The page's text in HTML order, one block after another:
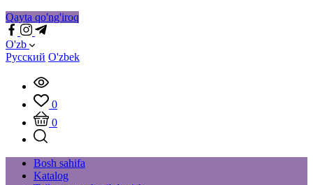
Qayta qo'ng'iroq
O'zb
Русский O'zbek
0
0
Bosh sahifa
Katalog